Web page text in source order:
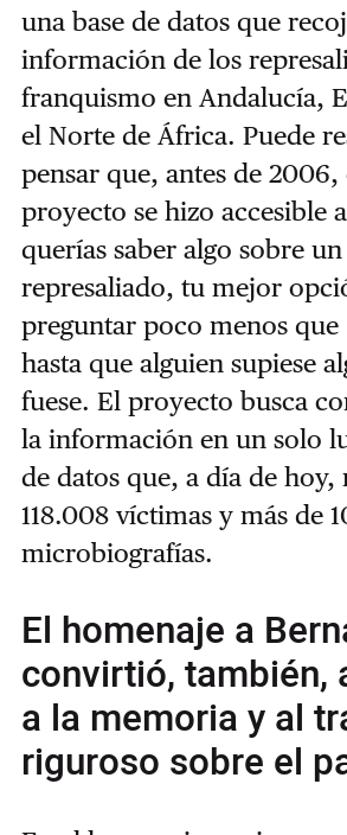
una base de datos que
información de los
franquismo en Andalucía,
el Norte de África. Puede
pensar que, antes de
proyecto se hizo accesible
querías saber algo sobre
represaliado, tu mejor
preguntar poco menos que
hasta que alguien supiese
fuese. El proyecto busca
la información en un solo
de datos que, a día de hoy,
118.008 víctimas y más de
microbiografías.
El homenaje a
convirtió, también,
a la memoria y al
riguroso sobre el